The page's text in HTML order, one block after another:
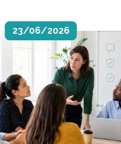
23/06/2026